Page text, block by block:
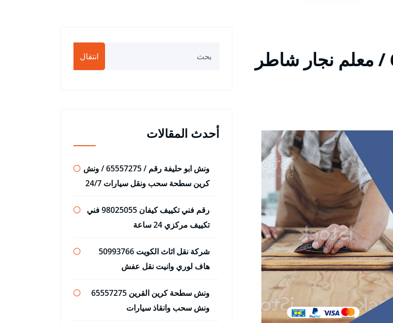
أول نجار القصور / 65523233 / معلم نجار شاطر
انتقال
أحدث المقالات
ونش ابو حليفة رقم / 65557275 / ونش
كرين سطحة سحب ونقل سيارات 24/7
رقم فني تكييف كيفان 98025055 فني
تكييف مركزي 24 ساعة
شركة نقل اثاث الكويت 50993766
هاف لوري وانيت نقل عفش
ونش سطحة كرين القرين 65557275
ونش سحب وانقاذ سيارات